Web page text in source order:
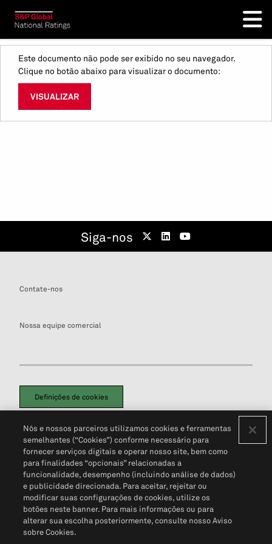
Este documento não pode ser exibido no seu navegador.
Clique no botão abaixo para visualizar o documento:
VISUALIZAR
Siga-nos
Contate-nos
Nossa equipe comercial
Definições de cookies
Política de PrivacidadePortal de privacidade do cliente (em inglês)
Não Venda Minhas Informações Pessoais© 2026 S&P Global
Nós e nossos parceiros utilizamos cookies e ferramentas
semelhantes (“Cookies”) conforme necessário para
fornecer serviços digitais e operar nosso site, bem como
para finalidades “opcionais” relacionadas a
funcionalidade, desempenho (incluindo análise de dados)
e publicidade direcionada. Para aceitar, rejeitar ou
modificar suas configurações de cookies, utilize os
botões neste banner. Para mais informações ou para
alterar sua escolha posteriormente, consulte nosso Aviso
sobre Cookies.